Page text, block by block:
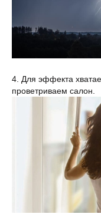
4. Для эффекта
проветриваем салон.